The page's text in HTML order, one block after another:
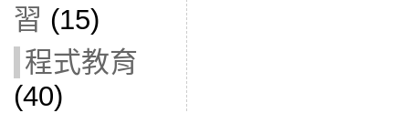
習 (15)
程式教育
(40)